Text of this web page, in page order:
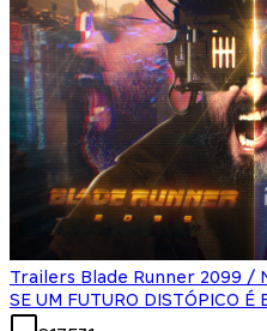
Trailers Blade Runner 2099 /
SE UM FUTURO DISTÓPICO É